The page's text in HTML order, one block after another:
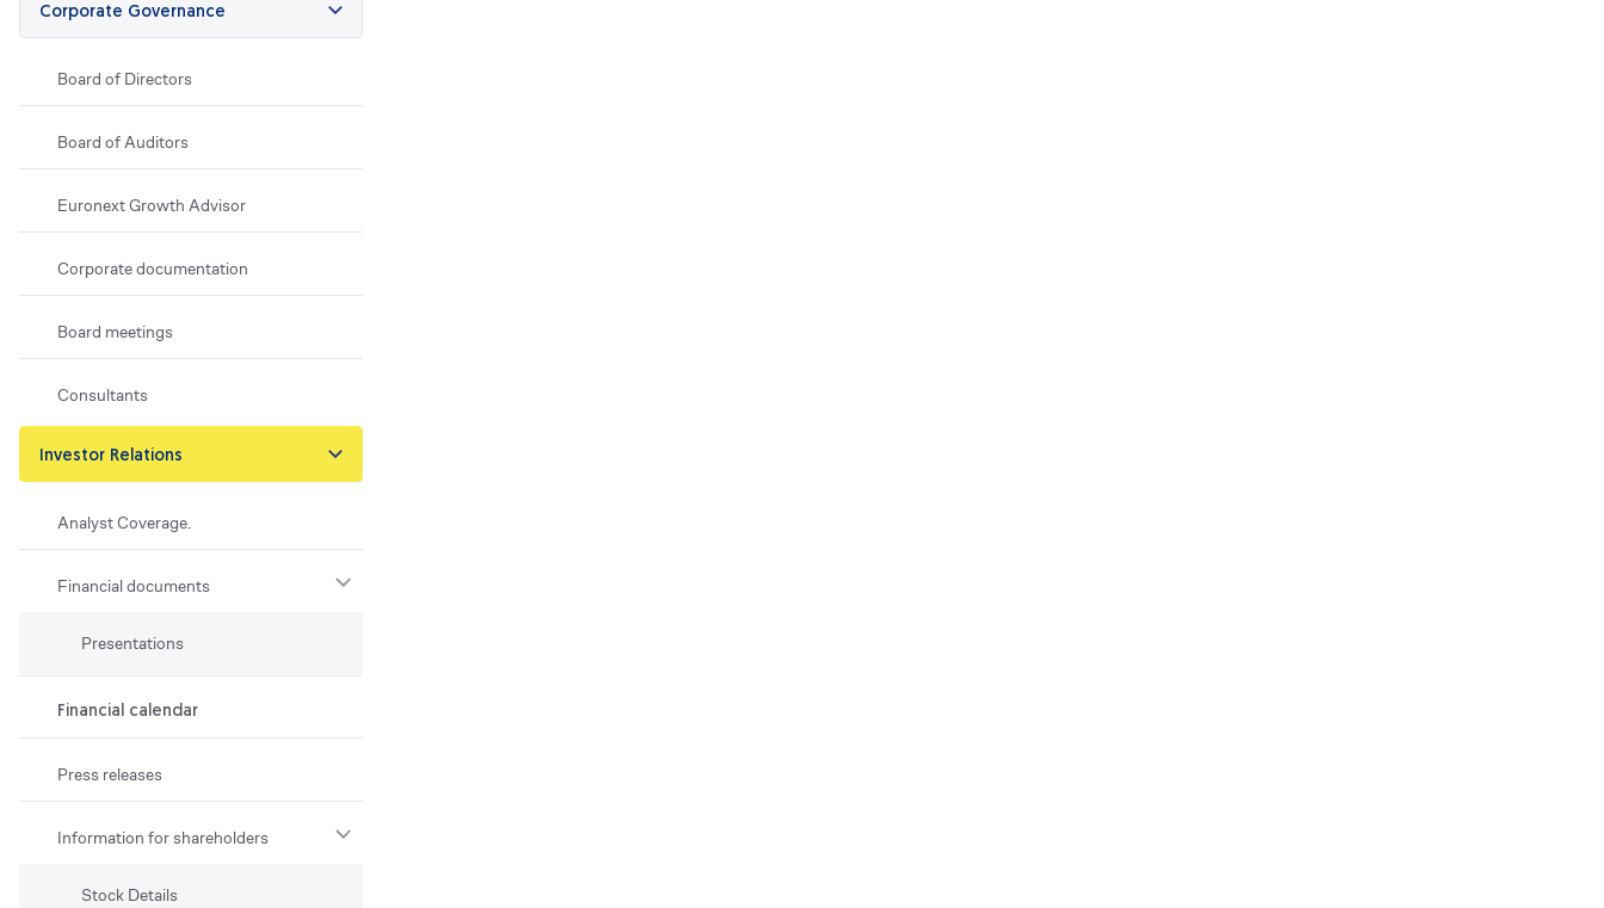
Corporate Governance
Board of Directors
Board of Auditors
Euronext Growth Advisor
Corporate documentation
Board meetings
Consultants
Investor Relations
Analyst Coverage.
Financial documents
Presentations
Financial calendar
Press releases
Information for shareholders
Stock Details